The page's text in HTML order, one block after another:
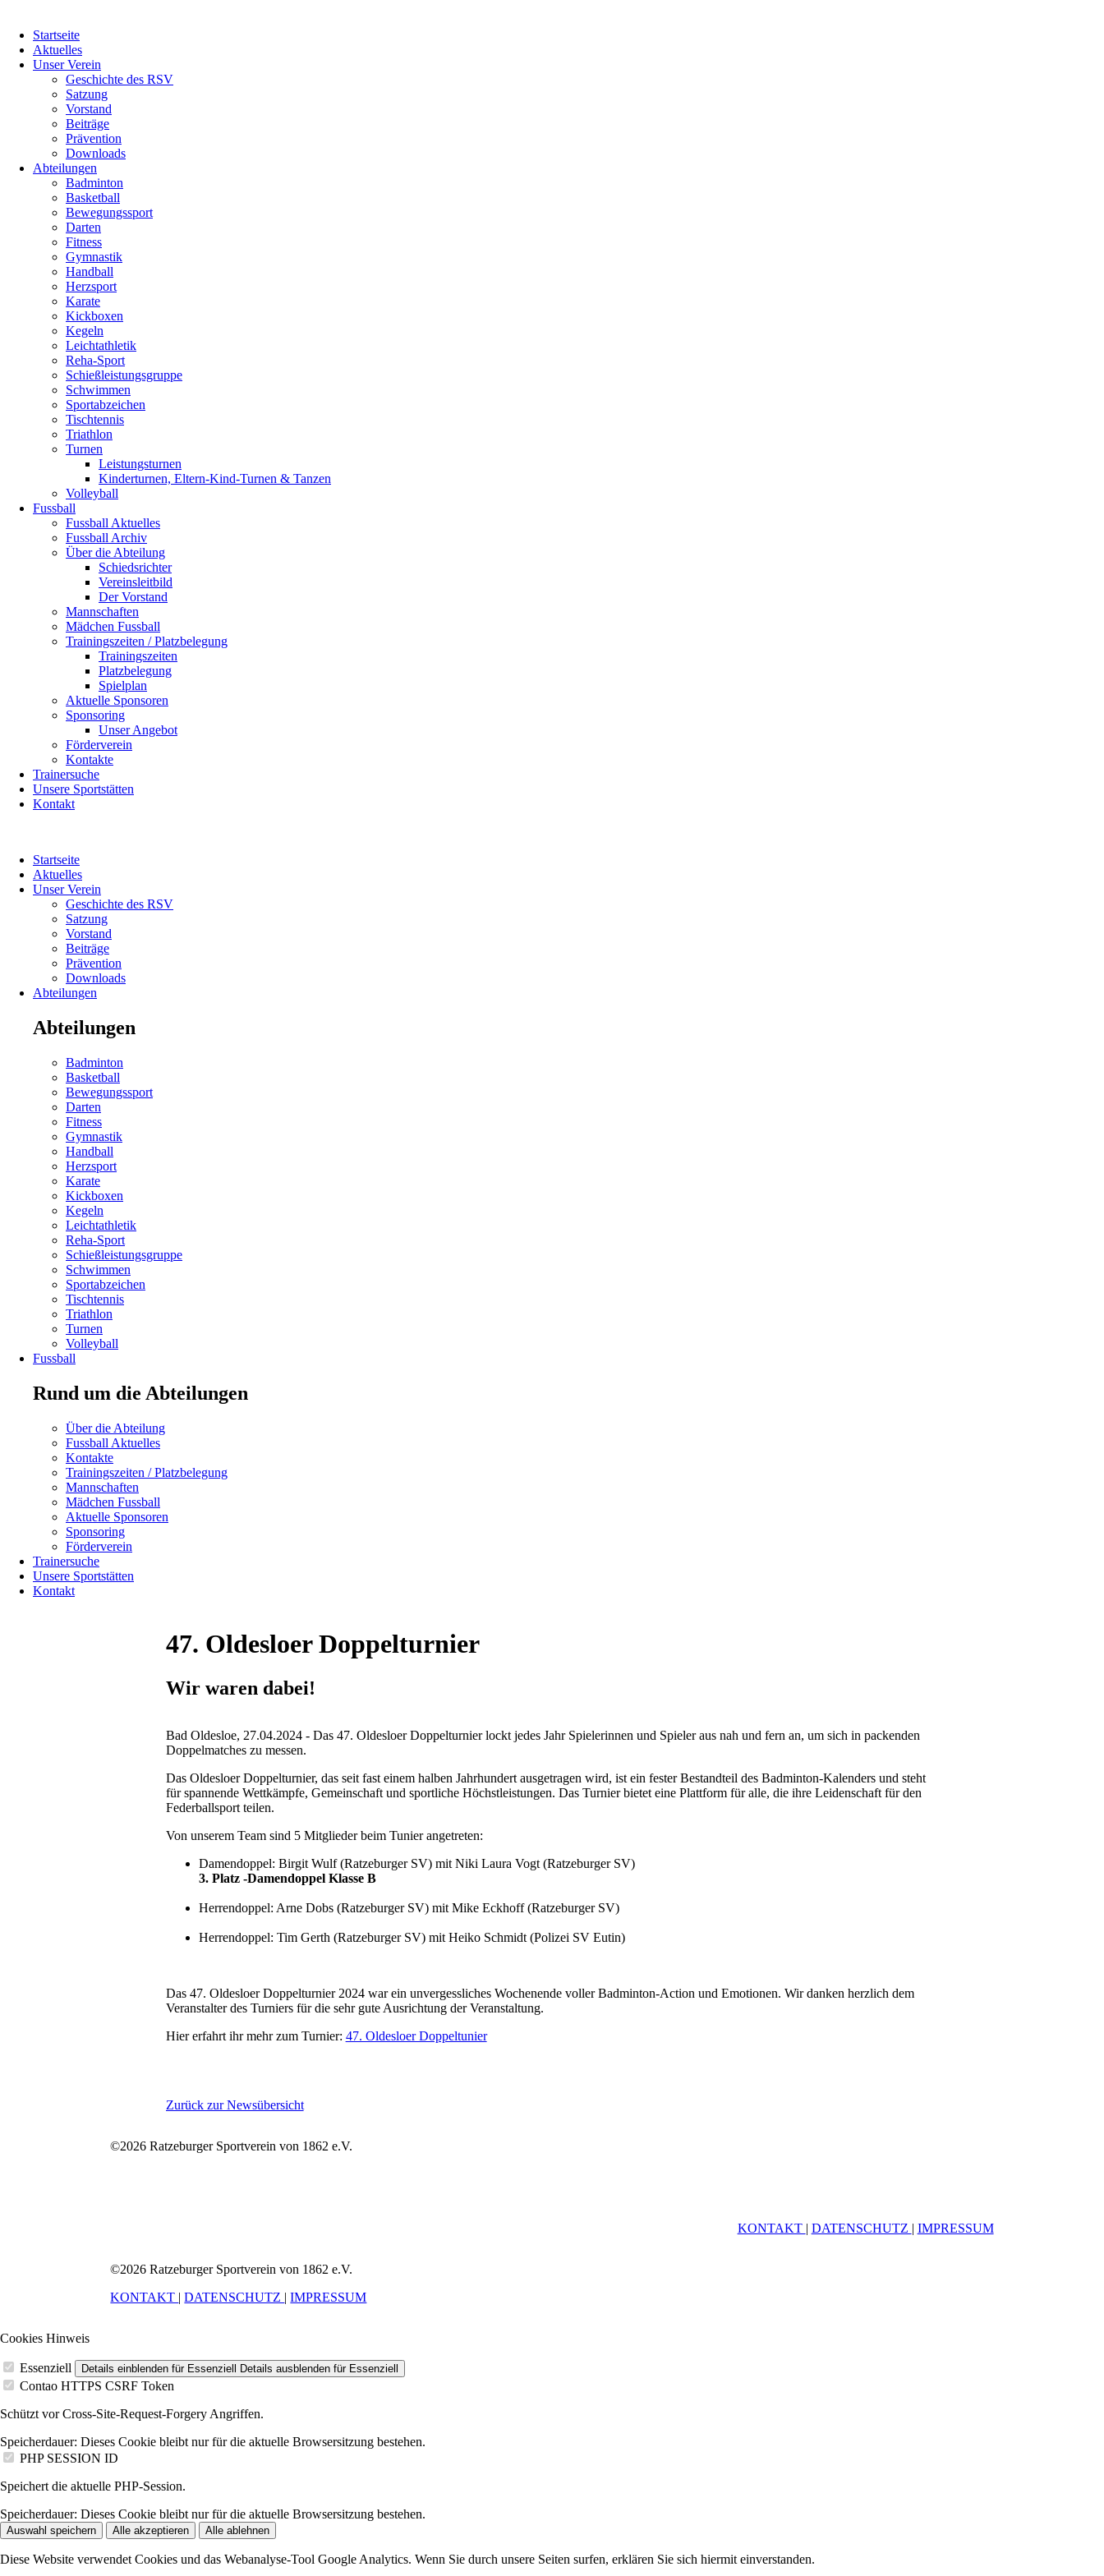
Startseite
Aktuelles
Unser Verein
Geschichte des RSV
Satzung
Vorstand
Beiträge
Prävention
Downloads
Abteilungen
Badminton
Basketball
Bewegungssport
Darten
Fitness
Gymnastik
Handball
Herzsport
Karate
Kickboxen
Kegeln
Leichtathletik
Reha-Sport
Schießleistungsgruppe
Schwimmen
Sportabzeichen
Tischtennis
Triathlon
Turnen
Leistungsturnen
Kinderturnen, Eltern-Kind-Turnen & Tanzen
Volleyball
Fussball
Fussball Aktuelles
Fussball Archiv
Über die Abteilung
Schiedsrichter
Vereinsleitbild
Der Vorstand
Mannschaften
Mädchen Fussball
Trainingszeiten / Platzbelegung
Trainingszeiten
Platzbelegung
Spielplan
Aktuelle Sponsoren
Sponsoring
Unser Angebot
Förderverein
Kontakte
Trainersuche
Unsere Sportstätten
Kontakt
überspringen
Startseite
Aktuelles
Unser Verein
Geschichte des RSV
Satzung
Vorstand
Beiträge
Prävention
Downloads
Abteilungen
Abteilungen
Navigation
überspringen
Badminton
Basketball
Bewegungssport
Darten
Fitness
Gymnastik
Handball
Herzsport
Navigation
überspringen
Karate
Kickboxen
Kegeln
Leichtathletik
Reha-Sport
Schießleistungsgruppe
Schwimmen
Navigation
überspringen
Sportabzeichen
Tischtennis
Triathlon
Turnen
Volleyball
Fussball
Rund um die Abteilungen
Navigation
überspringen
Über die Abteilung
Fussball Aktuelles
Kontakte
Navigation
überspringen
Trainingszeiten / Platzbelegung
Mannschaften
Mädchen Fussball
Navigation
überspringen
Aktuelle Sponsoren
Sponsoring
Förderverein
Trainersuche
Unsere Sportstätten
Kontakt
47. Oldesloer Doppelturnier
Wir waren dabei!
Bad Oldesloe, 27.04.2024 - Das 47. Oldesloer Doppelturnier lockt jedes Jahr Spielerinnen und Spieler aus nah und fern an, um sich in packenden
Doppelmatches zu messen.
Das Oldesloer Doppelturnier, das seit fast einem halben Jahrhundert ausgetragen wird, ist ein fester Bestandteil des Badminton-Kalenders und steht
für spannende Wettkämpfe, Gemeinschaft und sportliche Höchstleistungen. Das Turnier bietet eine Plattform für alle, die ihre Leidenschaft für den
Federballsport teilen.
Von unserem Team sind 5 Mitglieder beim Tunier angetreten:
Damendoppel: Birgit Wulf (Ratzeburger SV) mit Niki Laura Vogt (Ratzeburger SV)
3. Platz -Damendoppel Klasse B
Herrendoppel: Arne Dobs (Ratzeburger SV) mit Mike Eckhoff (Ratzeburger SV)
Herrendoppel: Tim Gerth (Ratzeburger SV) mit Heiko Schmidt (Polizei SV Eutin)
Das 47. Oldesloer Doppelturnier 2024 war ein unvergessliches Wochenende voller Badminton-Action und Emotionen. Wir danken herzlich dem
Veranstalter des Turniers für die sehr gute Ausrichtung der Veranstaltung.
Hier erfahrt ihr mehr zum Turnier: 47. Oldesloer Doppeltunier
Zurück zur Newsübersicht
©2026 Ratzeburger Sportverein von 1862 e.V.
KONTAKT DATENSCHUTZ IMPRESSUM
©2026 Ratzeburger Sportverein von 1862 e.V.
KONTAKT
|DATENSCHUTZ |IMPRESSUM
Cookies Hinweis
Essenziell Details einblenden für Essenziell Details ausblenden für Essenziell
Contao HTTPS CSRF Token
Schützt vor Cross-Site-Request-Forgery Angriffen.
Speicherdauer: Dieses Cookie bleibt nur für die aktuelle Browsersitzung bestehen.
PHP SESSION ID
Speichert die aktuelle PHP-Session.
Speicherdauer: Dieses Cookie bleibt nur für die aktuelle Browsersitzung bestehen.
Auswahl speichern Alle akzeptieren Alle ablehnen
Diese Website verwendet Cookies und das Webanalyse-Tool Google Analytics. Wenn Sie durch unsere Seiten surfen, erklären Sie sich hiermit einverstanden.